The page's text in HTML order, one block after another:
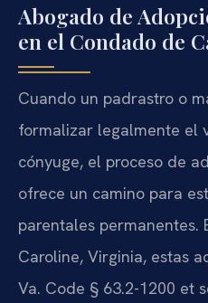
Abogado de
en el Condado de
Cuando un padrastro o
formalizar legalmente el
cónyuge, el proceso de
ofrece un camino para
parentales permanentes.
Caroline, Virginia, estas
Va. Code § 63.2-1200 et